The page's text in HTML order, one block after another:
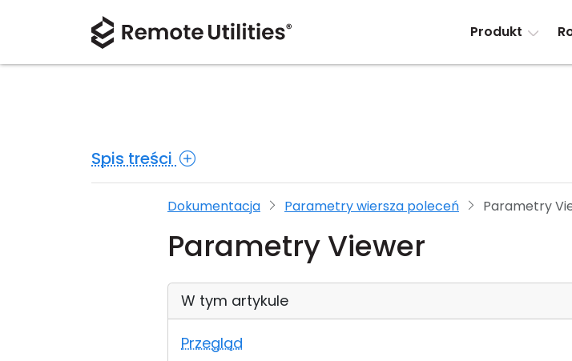
Produkt
Spis treści
Dokumentacja Parametry wiersza poleceń Parametry
Parametry Viewer
W tym artykule
Przegląd